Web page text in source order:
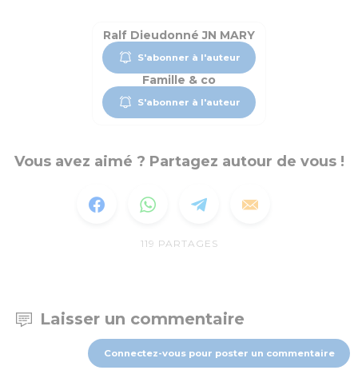
Ralf Dieudonné JN MARY
S'abonner à l'auteur
Famille & co
S'abonner à l'auteur
Vous avez aimé ? Partagez autour de vous !
119 PARTAGES
Laisser un commentaire
Connectez-vous pour poster un commentaire